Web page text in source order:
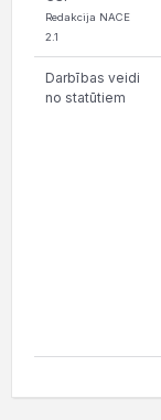
Redakcija NACE
2.1
Darbības veidi
no statūtiem